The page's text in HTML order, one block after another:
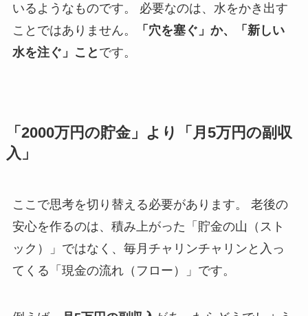
いるようなものです。 必要なのは、水をかき出す
ことではありません。
「穴を塞ぐ」か、「新しい
水を注ぐ」こと です。
「2000万円の貯金」より「月5万円の副収
入」
ここで思考を切り替える必要があります。 老後の
安心を作るのは、積み上がった「貯金の山（スト
ック）」ではなく、毎月チャリンチャリンと入っ
てくる「現金の流れ（フロー）」です。